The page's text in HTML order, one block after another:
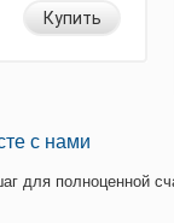
Купить
с нами
для полноценной